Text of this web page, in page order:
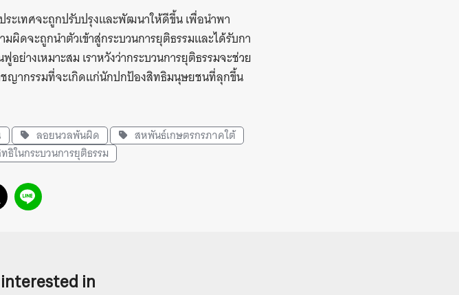
ระเทศจะถูกปรับปรุงและพัฒนาให้ดีขึ้น เพื่อนำพา
ผิดจะถูกนำตัวเข้าสู่กระบวนการยุติธรรมและได้รับกา
างเหมาะสม เราหวังว่ากระบวนการยุติธรรมจะช่วย
ญากรรมที่จะเกิดแก่นักปกป้องสิทธิมนุษยชนที่ลุกขึ้น
ลอยนวลพ้นผิด
สหพันธ์เกษตรกรภาคใต้
ธิในกระบวนการยุติธรรม
in